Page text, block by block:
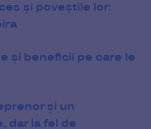
și poveștile lor:
și beneficii pe care le
și un
dar la fel de